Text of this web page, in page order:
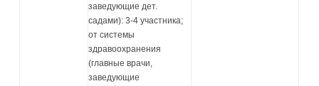
заведующие дет.
садами): 3-4 участника;
от системы
здравоохранения
(главные врачи,
заведующие